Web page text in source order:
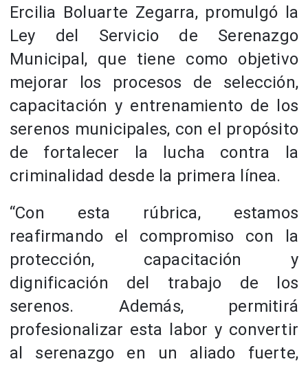
Ercilia Boluarte Zegarra, promulgó la
Ley del Servicio de Serenazgo
Municipal, que tiene como objetivo
mejorar los procesos de selección,
capacitación y entrenamiento de los
serenos municipales, con el propósito
de fortalecer la lucha contra la
criminalidad desde la primera línea.
“Con esta rúbrica, estamos
reafirmando el compromiso con la
protección, capacitación y
dignificación del trabajo de los
serenos. Además, permitirá
profesionalizar esta labor y convertir
al serenazgo en un aliado fuerte,